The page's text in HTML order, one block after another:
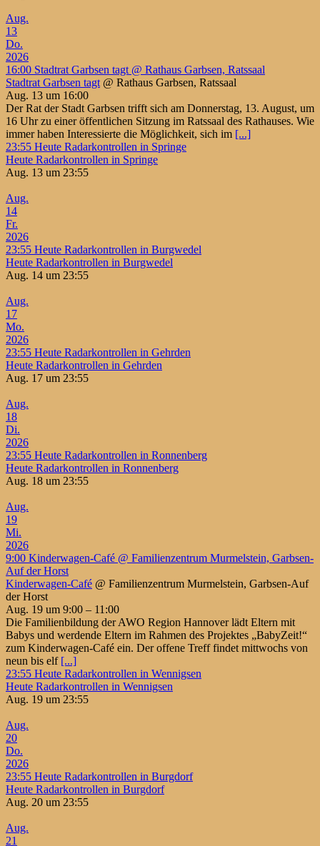
Aug.
13
Do.
2026
16:00 Stadtrat Garbsen tagt @ Rathaus Garbsen, Ratssaal
Stadtrat Garbsen tagt @ Rathaus Garbsen, Ratssaal
Aug. 13 um 16:00
Der Rat der Stadt Garbsen trifft sich am Donnerstag, 13. August, um
16 Uhr zu einer öffentlichen Sitzung im Ratssaal des Rathauses. Wie
immer haben Interessierte die Möglichkeit, sich im [...]
23:55 Heute Radarkontrollen in Springe
Heute Radarkontrollen in Springe
Aug. 13 um 23:55
Aug.
14
Fr.
2026
23:55 Heute Radarkontrollen in Burgwedel
Heute Radarkontrollen in Burgwedel
Aug. 14 um 23:55
Aug.
17
Mo.
2026
23:55 Heute Radarkontrollen in Gehrden
Heute Radarkontrollen in Gehrden
Aug. 17 um 23:55
Aug.
18
Di.
2026
23:55 Heute Radarkontrollen in Ronnenberg
Heute Radarkontrollen in Ronnenberg
Aug. 18 um 23:55
Aug.
19
Mi.
2026
9:00 Kinderwagen-Café @ Familienzentrum Murmelstein, Garbsen-
Auf der Horst
Kinderwagen-Café @ Familienzentrum Murmelstein, Garbsen-Auf
der Horst
Aug. 19 um 9:00 – 11:00
Die Familienbildung der AWO Region Hannover lädt Eltern mit
Babys und werdende Eltern im Rahmen des Projektes „BabyZeit!“
zum Kinderwagen-Café ein. Der offene Treff findet mittwochs von
neun bis elf [...]
23:55 Heute Radarkontrollen in Wennigsen
Heute Radarkontrollen in Wennigsen
Aug. 19 um 23:55
Aug.
20
Do.
2026
23:55 Heute Radarkontrollen in Burgdorf
Heute Radarkontrollen in Burgdorf
Aug. 20 um 23:55
Aug.
21